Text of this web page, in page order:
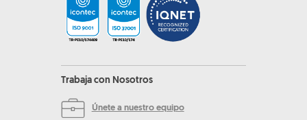
Trabaja con Nosotros
Únete a nuestro equipo